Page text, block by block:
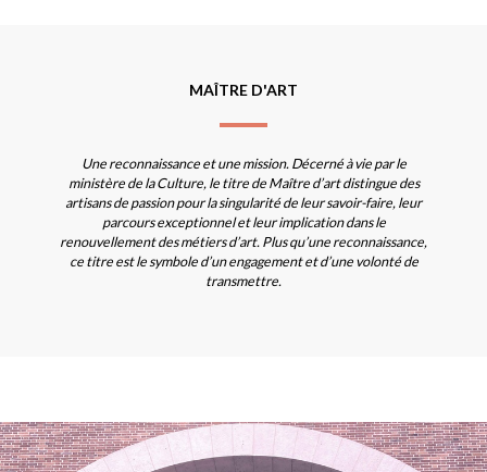
MAÎTRE D'ART
Une reconnaissance et une mission. Décerné à vie par le
ministère de la Culture, le titre de Maître d’art distingue des
artisans de passion pour la singularité de leur savoir-faire, leur
parcours exceptionnel et leur implication dans le
renouvellement des métiers d’art. Plus qu’une reconnaissance,
ce titre est le symbole d’un engagement et d’une volonté de
transmettre.